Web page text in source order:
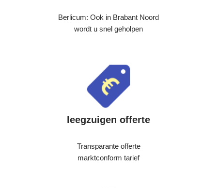
Berlicum: Ook in Brabant Noord
wordt u snel geholpen
leegzuigen offerte
Transparante offerte
marktconform tarief